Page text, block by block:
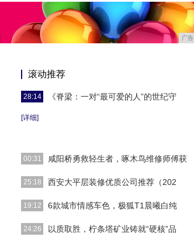
广告
滚动推荐
28:14 《脊梁：一对“最可爱的人”的世纪守
[详细]
00:31 咸阳桥勇救轻生者，啄木鸟维修师傅获
啄木鸟师傅咸阳桥救人 平台激励制度让好事看见[详细]
25:18 西安大平层装修优质公司推荐（202
[详细]
19:12 6款城市情感车色，极狐T1晨曦白纯
[详细]
24:26 以质取胜，柠条塔矿业铸就“硬核”品